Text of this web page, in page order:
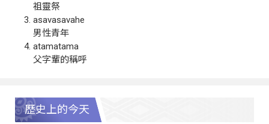
祖靈祭
asavasavahe
男性青年
atamatama
父字輩的稱呼
歷史上的今天